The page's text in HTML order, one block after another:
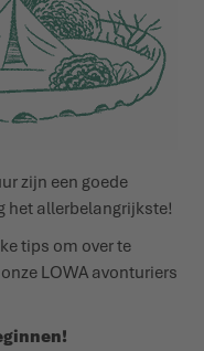
zijn een goede
het allerbelangrijkste!
tips om over te
LOWA avonturiers